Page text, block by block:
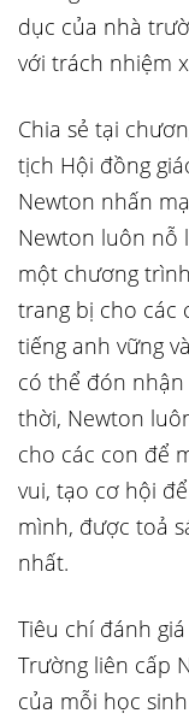
dục của nhà
với trách nhiệm
Chia sẻ tại
tịch Hội đồng
Newton nhấn
Newton luôn nỗ
một chương
trang bị cho các
tiếng anh vững
có thể đón
thời, Newton
cho các con để
vui, tạo cơ hội
mình, được toả
nhất.
Tiêu chí đánh
Trường liên cấp
của mỗi học